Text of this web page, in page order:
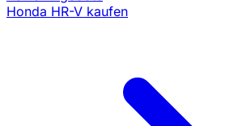
Honda HR-V kaufen